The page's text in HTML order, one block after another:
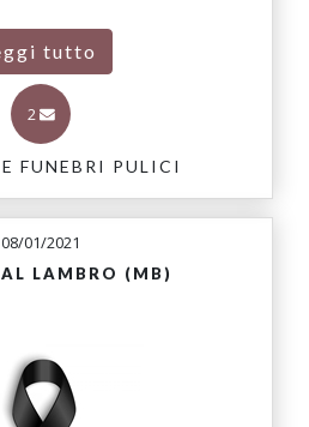
tutto
2
FUNEBRI PULICI
08/01/2021
LAMBRO (MB)